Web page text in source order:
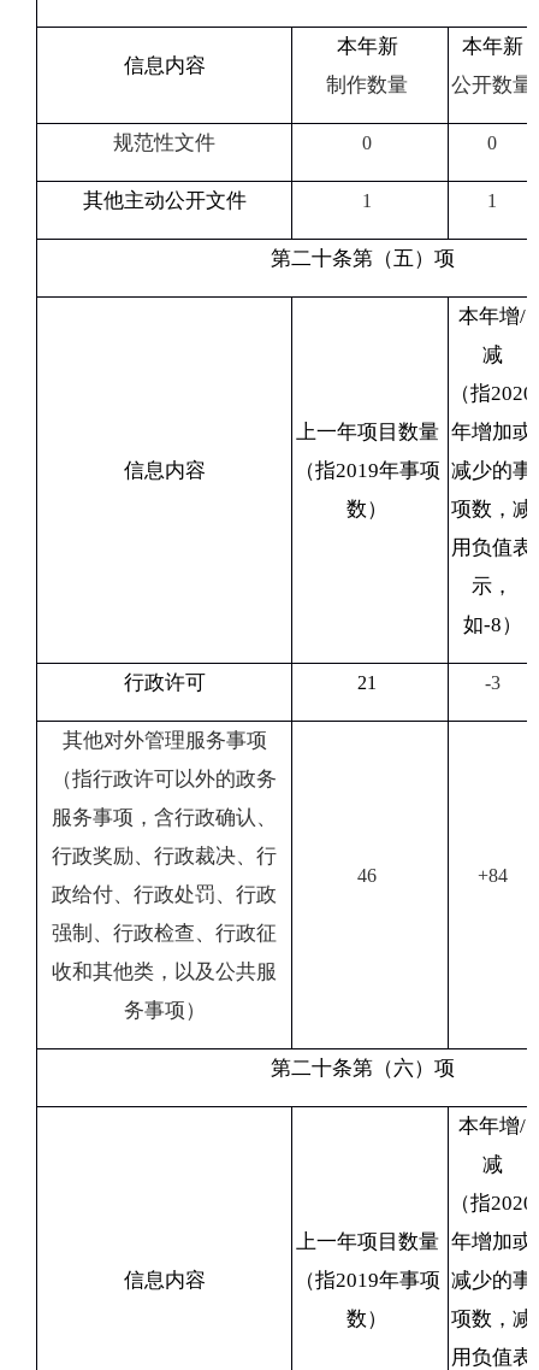
信息内容
本年新
制作数量
本年新
公开数量
规范性文件 0 0
其他主动公开文件 1 1
第二十条第（五）项
信息内容
上一年项目数量
（指2019年事项
数）
本年增/
减
（指2020
年增加或
减少的事
项数，减
用负值表
示，
如-8）
行政许可 21 -3
其他对外管理服务事项
（指行政许可以外的政务
服务事项，含行政确认、
行政奖励、行政裁决、行
政给付、行政处罚、行政
强制、行政检查、行政征
收和其他类，以及公共服
务事项）
46 +84
第二十条第（六）项
信息内容
上一年项目数量
（指2019年事项
数）
本年增/
减
（指2020
年增加或
减少的事
项数，减
用负值表